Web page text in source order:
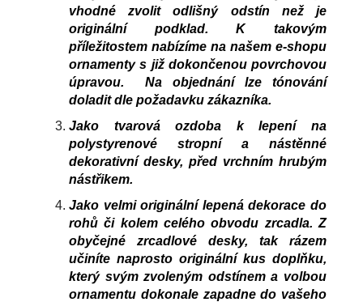
vhodné zvolit odlišný odstín než je
originální podklad. K takovým
příležitostem nabízíme na našem e-shopu
ornamenty s již dokončenou povrchovou
úpravou. Na objednání lze tónování
doladit dle požadavku zákazníka.
Jako tvarová ozdoba k lepení na
polystyrenové stropní a nástěnné
dekorativní desky, před vrchním hrubým
nástřikem.
Jako velmi originální lepená dekorace do
rohů či kolem celého obvodu zrcadla. Z
obyčejné zrcadlové desky, tak rázem
učiníte naprosto originální kus doplňku,
který svým zvoleným odstínem a volbou
ornamentu dokonale zapadne do vašeho